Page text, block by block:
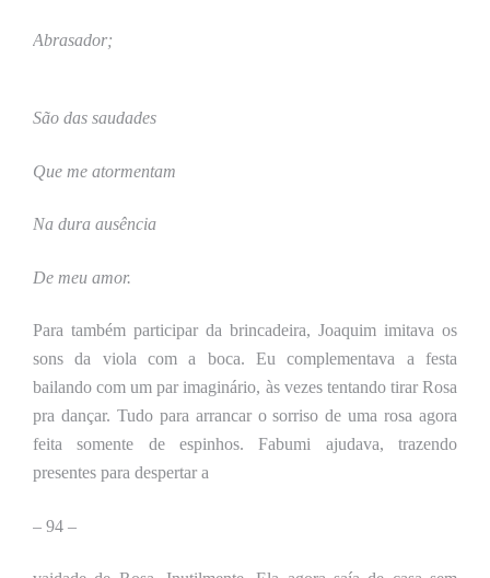
Abrasador;
São das saudades
Que me atormentam
Na dura ausência
De meu amor.
Para também participar da brincadeira, Joaquim imitava os
sons da viola com a boca. Eu complementava a festa
bailando com um par imaginário, às vezes tentando tirar Rosa
pra dançar. Tudo para arrancar o sorriso de uma rosa agora
feita somente de espinhos. Fabumi ajudava, trazendo
presentes para despertar a
– 94 –